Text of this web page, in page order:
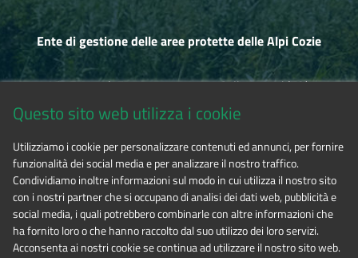
Ente di gestione delle aree protette delle Alpi Cozie
Via Fransuà Fontan, 1 - 10050 Salbertrand (TO)
Tel. 0122.854720
E-mailalpicozie@cert.ruparpiemonte.it
Questo sito web utilizza i cookie
Utilizziamo i cookie per personalizzare contenuti ed annunci, per fornire
funzionalità dei social media e per analizzare il nostro traffico.
Condividiamo inoltre informazioni sul modo in cui utilizza il nostro sito
con i nostri partner che si occupano di analisi dei dati web, pubblicità e
social media, i quali potrebbero combinarle con altre informazioni che
ha fornito loro o che hanno raccolto dal suo utilizzo dei loro servizi.
Acconsenta ai nostri cookie se continua ad utilizzare il nostro sito web.